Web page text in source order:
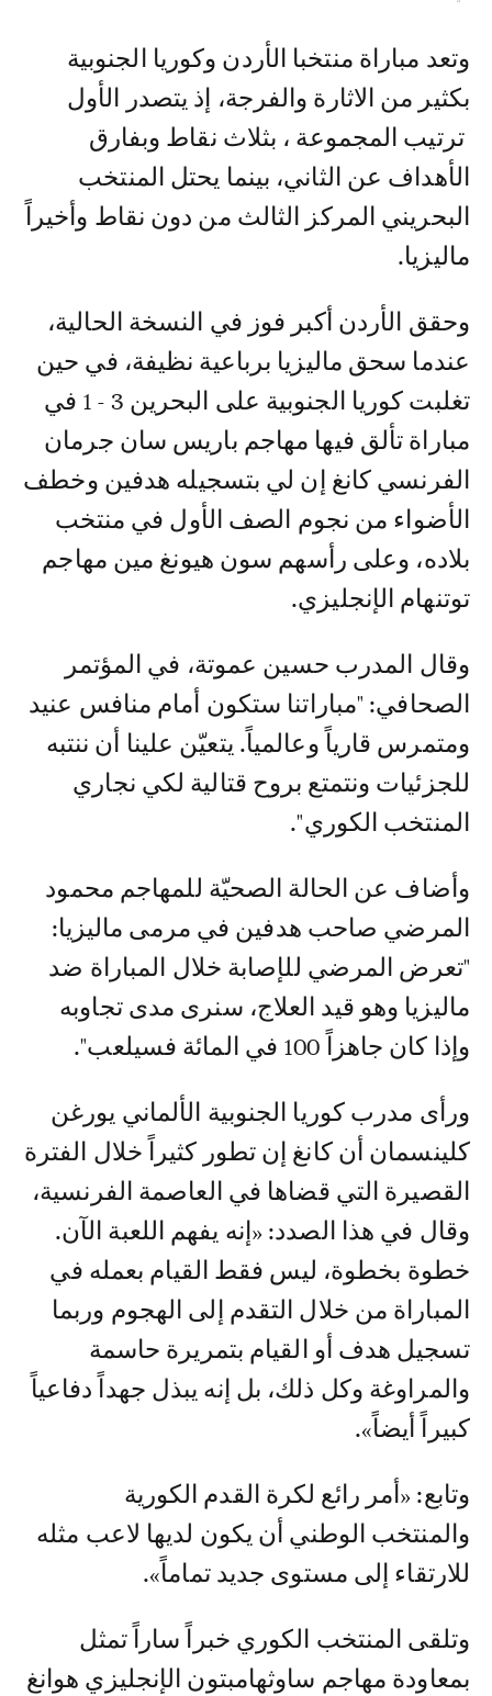
وتعد مباراة منتخبا الأردن وكوريا الجنوبية
بكثير من الاثارة والفرجة، إذ يتصدر الأول
ترتيب المجموعة ، بثلاث نقاط وبفارق
الأهداف عن الثاني، بينما يحتل المنتخب
البحريني المركز الثالث من دون نقاط وأخيراً
ماليزيا.
وحقق الأردن أكبر فوز في النسخة الحالية،
عندما سحق ماليزيا برباعية نظيفة، في حين
تغلبت كوريا الجنوبية على البحرين 3 - 1 في
مباراة تألق فيها مهاجم باريس سان جرمان
الفرنسي كانغ إن لي بتسجيله هدفين وخطف
الأضواء من نجوم الصف الأول في منتخب
بلاده، وعلى رأسهم سون هيونغ مين مهاجم
توتنهام الإنجليزي.
وقال المدرب حسين عموتة، في المؤتمر
الصحافي: "مباراتنا ستكون أمام منافس عنيد
ومتمرس قارياً وعالمياً. يتعيّن علينا أن ننتبه
للجزئيات ونتمتع بروح قتالية لكي نجاري
المنتخب الكوري".
وأضاف عن الحالة الصحيّة للمهاجم محمود
المرضي صاحب هدفين في مرمى ماليزيا:
"تعرض المرضي للإصابة خلال المباراة ضد
ماليزيا وهو قيد العلاج، سنرى مدى تجاوبه
وإذا كان جاهزاً 100 في المائة فسيلعب".
ورأى مدرب كوريا الجنوبية الألماني يورغن
كلينسمان أن كانغ إن تطور كثيراً خلال الفترة
القصيرة التي قضاها في العاصمة الفرنسية،
وقال في هذا الصدد: «إنه يفهم اللعبة الآن.
خطوة بخطوة، ليس فقط القيام بعمله في
المباراة من خلال التقدم إلى الهجوم وربما
تسجيل هدف أو القيام بتمريرة حاسمة
والمراوغة وكل ذلك، بل إنه يبذل جهداً دفاعياً
كبيراً أيضاً».
وتابع: «أمر رائع لكرة القدم الكورية
والمنتخب الوطني أن يكون لديها لاعب مثله
للارتقاء إلى مستوى جديد تماماً».
وتلقى المنتخب الكوري خبراً ساراً تمثل
بمعاودة مهاجم ساوثهامبتون الإنجليزي هوانغ